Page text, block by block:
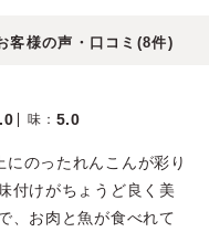
客様の声・口コミ(8件)
味 ： 5.0
のったれんこんが彩り
付けがちょうど良く美
、お肉と魚が食べれて